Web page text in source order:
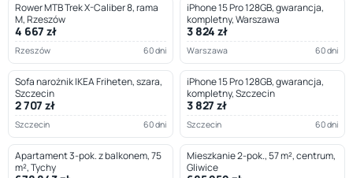
Rower MTB Trek X-Caliber 8, rama
M, Rzeszów
4 667 zł
Rzeszów 60 dni
iPhone 15 Pro 128GB, gwarancja,
kompletny, Warszawa
3 824 zł
Warszawa 60 dni
Sofa narożnik IKEA Friheten, szara,
Szczecin
2 707 zł
Szczecin 60 dni
iPhone 15 Pro 128GB, gwarancja,
kompletny, Szczecin
3 827 zł
Szczecin 60 dni
Apartament 3-pok. z balkonem, 75
m², Tychy
Mieszkanie 2-pok., 57 m², centrum,
Gliwice